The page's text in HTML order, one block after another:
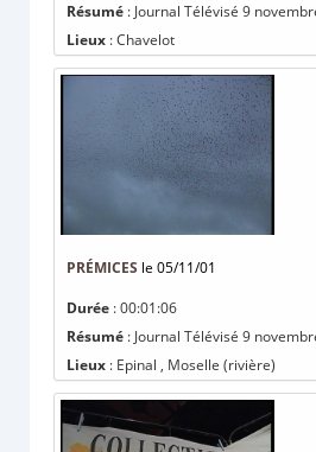
Résumé : Journal Télévisé 9
Lieux : Chavelot
PRÉMICES le 05/11/01
Durée : 00:01:06
Résumé : Journal Télévisé 9
Lieux : Epinal , Moselle (rivière)